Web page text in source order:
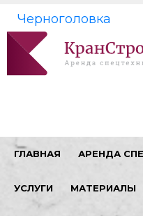
Черноголовка
ГЛАВНАЯ АРЕНДА
УСЛУГИ МАТЕРИАЛЫ